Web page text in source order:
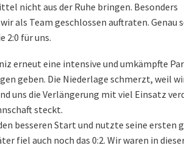
nicht aus der Ruhe bringen. Besonders
als Team geschlossen auftraten. Genau
2:0 für uns.
erneut eine intensive und umkämpfte
geben. Die Niederlage schmerzt, weil
uns die Verlängerung mit viel Einsatz
steckt.
besseren Start und nutzte seine ersten
fiel auch noch das 0:2. Wir waren in